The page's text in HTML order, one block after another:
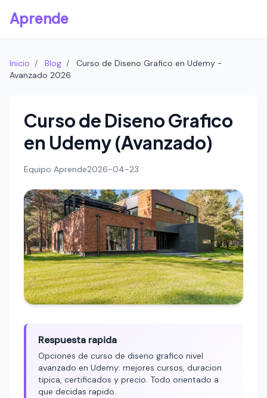
Aprende
Inicio / Blog /
Curso de Diseno Grafico en Udemy -
Avanzado 2026
Curso de Diseno Grafico
en Udemy (Avanzado)
Equipo Aprende2026-04-23
Respuesta rapida
Opciones de curso de diseno grafico nivel
avanzado en Udemy: mejores cursos, duracion
tipica, certificados y precio. Todo orientado a
que decidas rapido.